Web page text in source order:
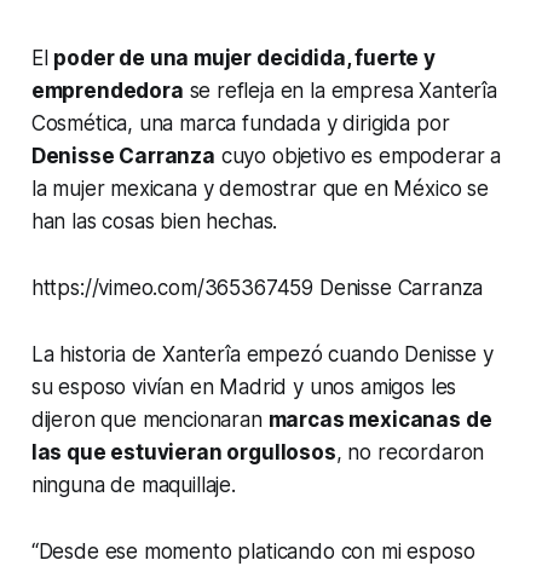
El poder de una mujer decidida, fuerte y
emprendedora se refleja en la empresa Xanterîa
Cosmética, una marca fundada y dirigida por
Denisse Carranza cuyo objetivo es empoderar a
la mujer mexicana y demostrar que en México se
han las cosas bien hechas.
https://vimeo.com/365367459 Denisse Carranza
La historia de Xanterîa empezó cuando Denisse y
su esposo vivían en Madrid y unos amigos les
dijeron que mencionaran marcas mexicanas de
las que estuvieran orgullosos, no recordaron
ninguna de maquillaje.
“Desde ese momento platicando con mi esposo